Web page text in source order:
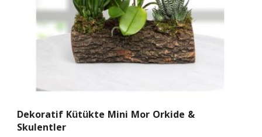
Dekoratif Kütükte Mini Mor Orkide &
Skulentler